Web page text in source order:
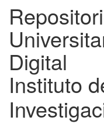
Digital
Instituto